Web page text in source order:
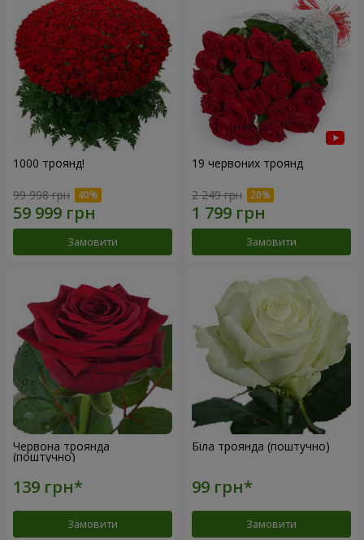
1000 троянд!
99 998 грн
Замовити
19 червоних троянд
2 249 грн
Замовити
Червона троянда
(поштучно)
Замовити
Біла троянда (поштучно)
Замовити